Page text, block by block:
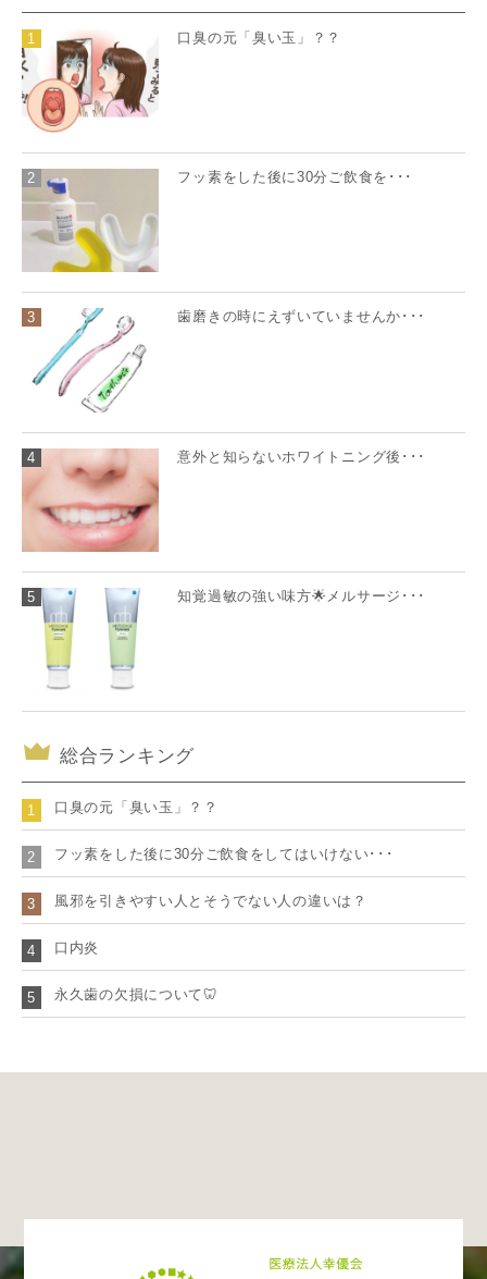
1 口臭の元「臭い玉」？？
2 フッ素をした後に30分ご飲食を･･･
3 歯磨きの時にえずいていませんか･･･
4 意外と知らないホワイトニング後･･･
5 知覚過敏の強い味方🌟メルサージ･･･
総合ランキング
1 口臭の元「臭い玉」？？
2 フッ素をした後に30分ご飲食をしてはいけない･･･
3 風邪を引きやすい人とそうでない人の違いは？
4 口内炎
5 永久歯の欠損について🦷